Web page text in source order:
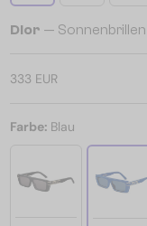
Dior — Sonnenbrillen
333 EUR
Farbe: Blau